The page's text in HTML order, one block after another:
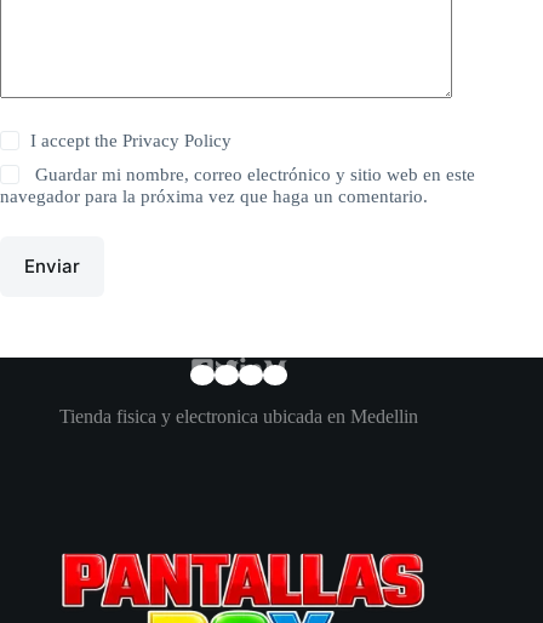
I accept thePrivacy Policy
Guardar mi nombre, correo electrónico y sitio web en este
navegador para la próxima vez que haga un comentario.
Enviar
Tienda fisica y electronica ubicada en Medellin